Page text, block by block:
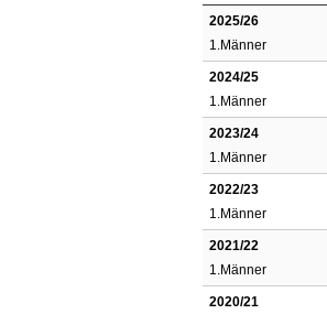
2025/26
1.Männer
2024/25
1.Männer
2023/24
1.Männer
2022/23
1.Männer
2021/22
1.Männer
2020/21